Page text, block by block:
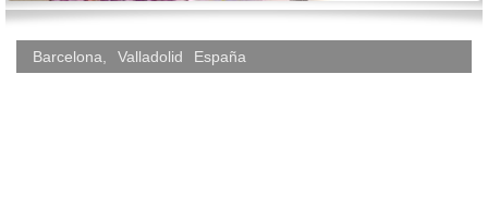
Barcelona Valladolid España